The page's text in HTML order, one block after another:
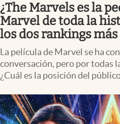
¿The Marvels es la
Marvel de toda la
los dos rankings
La película de Marvel se ha
conversación, pero por todas
¿Cuál es la posición del